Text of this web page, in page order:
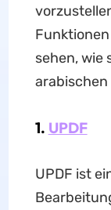
sehen, wie
1. UPDF
UPDF ist